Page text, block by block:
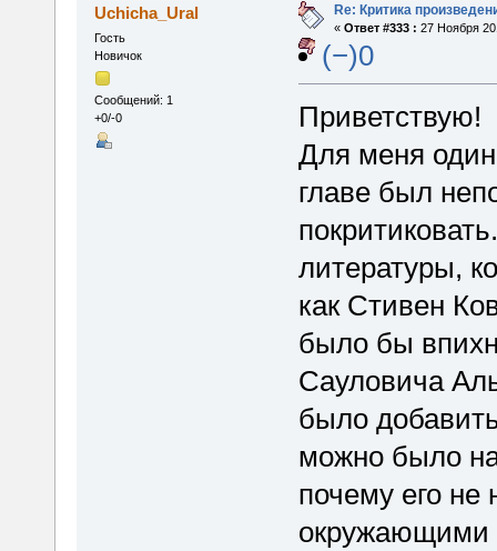
Uchicha_Ural
Гость
Новичок
Сообщений: 1
+0/-0
Re: Критика
« Ответ #333 : 27 Ноября
(−)0
Приветствую!
Для меня
главе был
литературы,
как Стивен
было бы
Сауловича
было
можно было
почему его не
окружающими